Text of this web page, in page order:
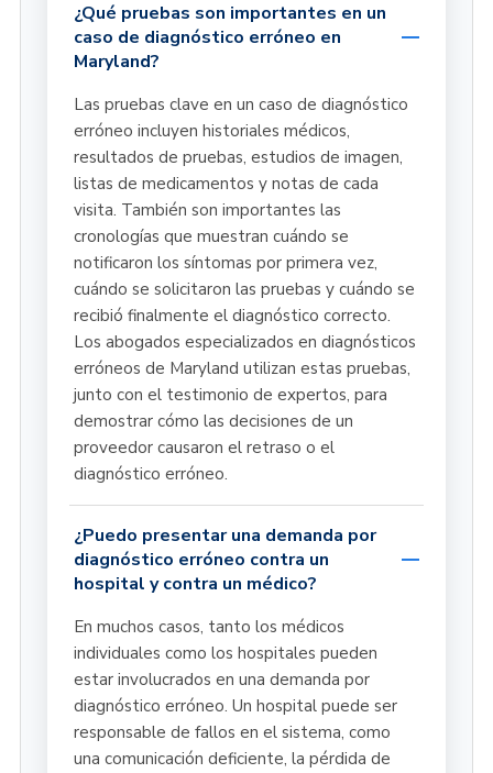
¿Qué pruebas son importantes en un
caso de diagnóstico erróneo en
Maryland?
Las pruebas clave en un caso de diagnóstico
erróneo incluyen historiales médicos,
resultados de pruebas, estudios de imagen,
listas de medicamentos y notas de cada
visita. También son importantes las
cronologías que muestran cuándo se
notificaron los síntomas por primera vez,
cuándo se solicitaron las pruebas y cuándo se
recibió finalmente el diagnóstico correcto.
Los abogados especializados en diagnósticos
erróneos de Maryland utilizan estas pruebas,
junto con el testimonio de expertos, para
demostrar cómo las decisiones de un
proveedor causaron el retraso o el
diagnóstico erróneo.
¿Puedo presentar una demanda por
diagnóstico erróneo contra un
hospital y contra un médico?
En muchos casos, tanto los médicos
individuales como los hospitales pueden
estar involucrados en una demanda por
diagnóstico erróneo. Un hospital puede ser
responsable de fallos en el sistema, como
una comunicación deficiente, la pérdida de